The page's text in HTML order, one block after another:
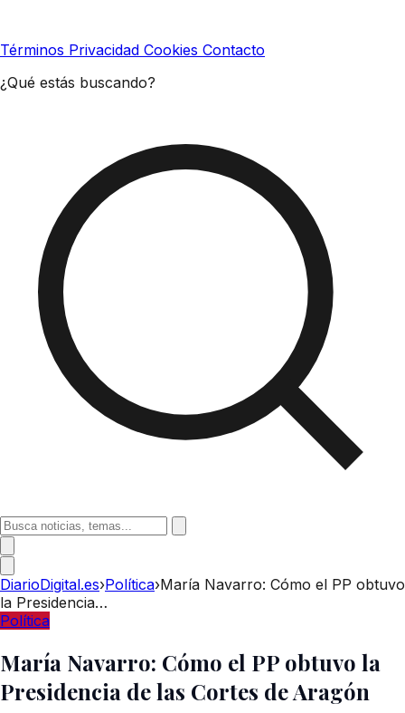
Términos Privacidad Cookies Contacto
¿Qué estás buscando?
DiarioDigital.es›Política›María Navarro: Cómo el PP obtuvo
la Presidencia…
Política
María Navarro: Cómo el PP obtuvo la
Presidencia de las Cortes de Aragón